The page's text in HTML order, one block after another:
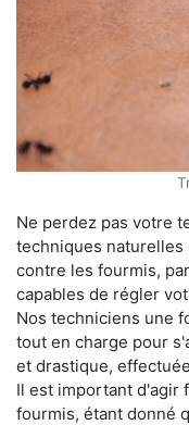
Ne perdez pas votre
techniques
contre les fourmis,
capables de régler
Nos techniciens une
tout en charge pour
et drastique,
Il est important d'agir
fourmis, étant donné